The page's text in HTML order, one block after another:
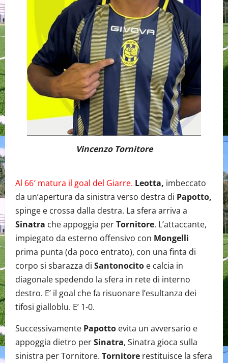
Vincenzo Tornitore
Al 66′ matura il goal del Giarre. Leotta, imbeccato
da un’apertura da sinistra verso destra di Papotto,
spinge e crossa dalla destra. La sfera arriva a
Sinatra che appoggia perTornitore. L’attaccante,
impiegato da esterno offensivo con Mongelli
prima punta (da poco entrato), con una finta di
corpo si sbarazza di Santonocito e calcia in
diagonale spedendo la sfera in rete di interno
destro. E’ il goal che fa risuonare l’esultanza dei
tifosi gialloblu. E’ 1-0.
Successivamente Papotto evita un avversario e
appoggia dietro perSinatra, Sinatra gioca sulla
sinistra per Tornitore. Tornitore restituisce la sfera